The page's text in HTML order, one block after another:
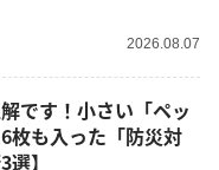
2026.08.07
です！小さい「ペッ
枚も入った「防災対
】